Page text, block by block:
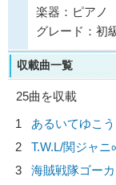
楽器：ピアノ
グレード：初
収載曲一覧
25曲を収載
1
あるいてゆこ
2
T.W.L/関ジャニ
3
海賊戦隊ゴー